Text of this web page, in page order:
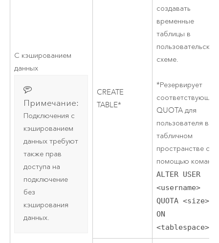
С кэшированием
данных
Примечание:
Подключения с
кэшированием
данных требуют
также прав
доступа на
подключение
без
кэширования
данных.
CREATE
TABLE*
создавать
временные
таблицы в
пользовательской
схеме.
*Резервирует
QUOTA для
пользователя в
табличном
пространстве с
помощью
ALTER USER
<username>
QUOTA <size>
ON
<tablespace>